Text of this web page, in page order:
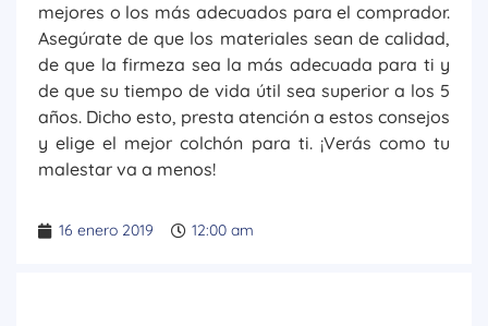
mejores o los más adecuados para el comprador.
Asegúrate de que los materiales sean de calidad,
de que la firmeza sea la más adecuada para ti y
de que su tiempo de vida útil sea superior a los 5
años. Dicho esto, presta atención a estos consejos
y elige el mejor colchón para ti. ¡Verás como tu
malestar va a menos!
16 enero 2019 12:00 am